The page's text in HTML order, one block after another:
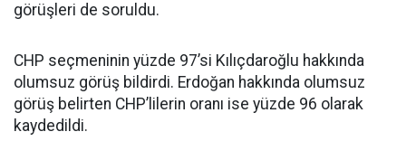
görüşleri de soruldu.
CHP seçmeninin yüzde 97’si Kılıçdaroğlu hakkında
olumsuz görüş bildirdi. Erdoğan hakkında olumsuz
görüş belirten CHP’lilerin oranı ise yüzde 96 olarak
kaydedildi.